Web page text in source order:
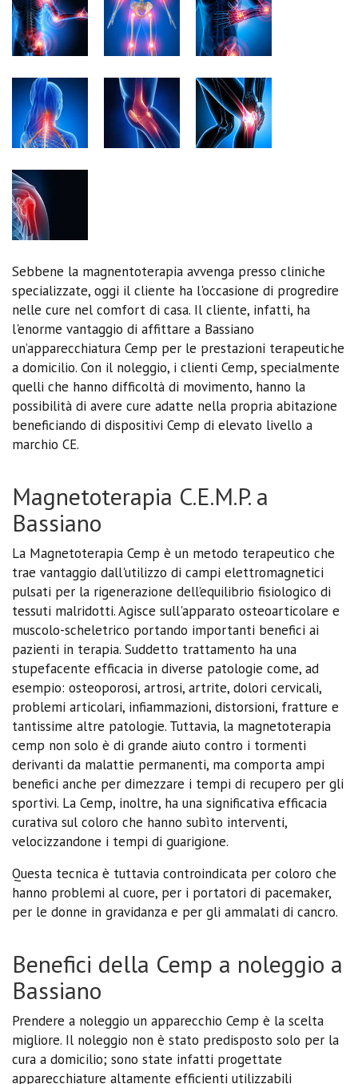
Sebbene la magnentoterapia avvenga presso cliniche
specializzate, oggi il cliente ha l'occasione di progredire
nelle cure nel comfort di casa. Il cliente, infatti, ha
l'enorme vantaggio di affittare a Bassiano
un’apparecchiatura Cemp per le prestazioni terapeutiche
a domicilio. Con il noleggio, i clienti Cemp, specialmente
quelli che hanno difficoltà di movimento, hanno la
possibilità di avere cure adatte nella propria abitazione
beneficiando di dispositivi Cemp di elevato livello a
marchio CE.
Magnetoterapia C.E.M.P. a
Bassiano
La Magnetoterapia Cemp è un metodo terapeutico che
trae vantaggio dall'utilizzo di campi elettromagnetici
pulsati per la rigenerazione dell’equilibrio fisiologico di
tessuti malridotti. Agisce sull'apparato osteoarticolare e
muscolo-scheletrico portando importanti benefici ai
pazienti in terapia. Suddetto trattamento ha una
stupefacente efficacia in diverse patologie come, ad
esempio: osteoporosi, artrosi, artrite, dolori cervicali,
problemi articolari, infiammazioni, distorsioni, fratture e
tantissime altre patologie. Tuttavia, la magnetoterapia
cemp non solo è di grande aiuto contro i tormenti
derivanti da malattie permanenti, ma comporta ampi
benefici anche per dimezzare i tempi di recupero per gli
sportivi. La Cemp, inoltre, ha una significativa efficacia
curativa sul coloro che hanno subìto interventi,
velocizzandone i tempi di guarigione.
Questa tecnica è tuttavia controindicata per coloro che
hanno problemi al cuore, per i portatori di pacemaker,
per le donne in gravidanza e per gli ammalati di cancro.
Benefici della Cemp a noleggio a
Bassiano
Prendere a noleggio un apparecchio Cemp è la scelta
migliore. Il noleggio non è stato predisposto solo per la
cura a domicilio; sono state infatti progettate
apparecchiature altamente efficienti utilizzabili